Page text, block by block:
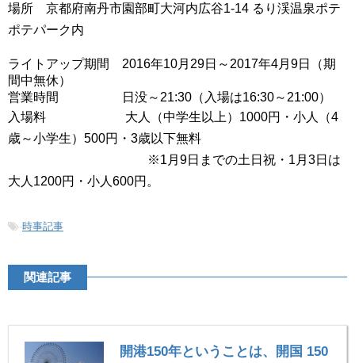
場所 京都府南丹市園部町大河内広谷1-14 るり渓温泉ポテ
ポテパーク内
ライトアップ期間 2016年10月29日～2017年4月9日（期
間中無休）
営業時間 日没～21:30（入場は16:30～21:00）
入場料 大人（中学生以上）1000円・小人（4
歳～小学生）500円・3歳以下無料
※1月9日までの土日祝・1月3日は
大人1200円・小人600円。
-時事記事
関連記事
開港150年ということは、開国 150